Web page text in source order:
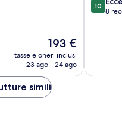
Il
prezzo
attuale
193 €
193 €
tasse e oneri inclusi
23 ago - 24 ago
su
10
8
simili